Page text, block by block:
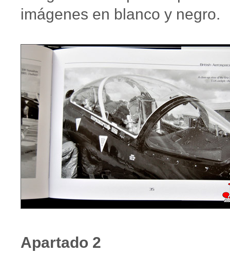
imágenes en blanco y negro.
Apartado 2